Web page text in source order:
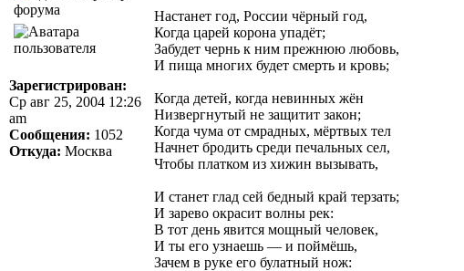
Зарегистрирован:
Ср авг 25, 2004 12:26
am
Сообщения: 1052
Откуда: Москва
Настанет год, России чёрный год,
Когда царей корона упадёт;
Забудет чернь к ним прежнюю любовь,
И пища многих будет смерть и кровь;
Когда детей, когда невинных жён
Низвергнутый не защитит закон;
Когда чума от смрадных, мёртвых тел
Начнет бродить среди печальных сел,
Чтобы платком из хижин вызывать,
И станет глад сей бедный край терзать;
И зарево окрасит волны рек:
В тот день явится мощный человек,
И ты его узнаешь — и поймёшь,
Зачем в руке его булатный нож: